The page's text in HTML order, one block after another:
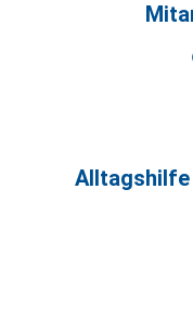
Alltagshilfe